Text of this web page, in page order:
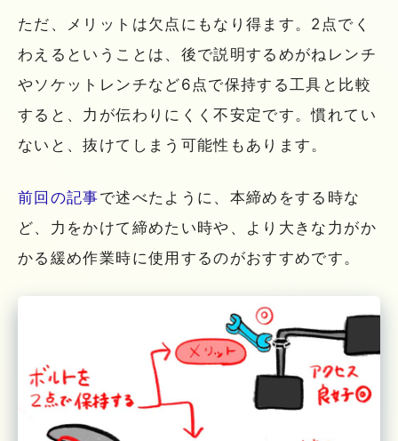
ただ、メリットは欠点にもなり得ます。2点でく
わえるということは、後で説明するめがねレンチ
やソケットレンチなど6点で保持する工具と比較
すると、力が伝わりにくく不安定です。慣れてい
ないと、抜けてしまう可能性もあります。
前回の記事で述べたように、本締めをする時な
ど、力をかけて締めたい時や、より大きな力がか
かる緩め作業時に使用するのがおすすめです。